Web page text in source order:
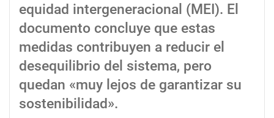
equidad intergeneracional (MEI). El
documento concluye que estas
medidas contribuyen a reducir el
desequilibrio del sistema, pero
quedan «muy lejos de garantizar su
sostenibilidad».